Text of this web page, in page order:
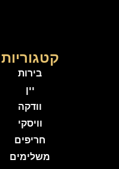
קטגוריות
בירות
יין
וודקה
וויסקי
חריפים
משלימים